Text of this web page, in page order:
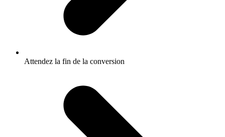
Attendez la fin de la conversion